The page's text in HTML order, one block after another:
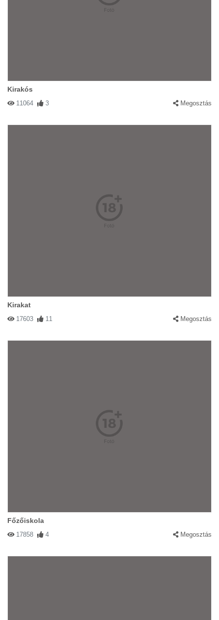
Kirakós
11064 3 Megosztás
Kirakat
17603 11 Megosztás
Főzőiskola
17858 4 Megosztás